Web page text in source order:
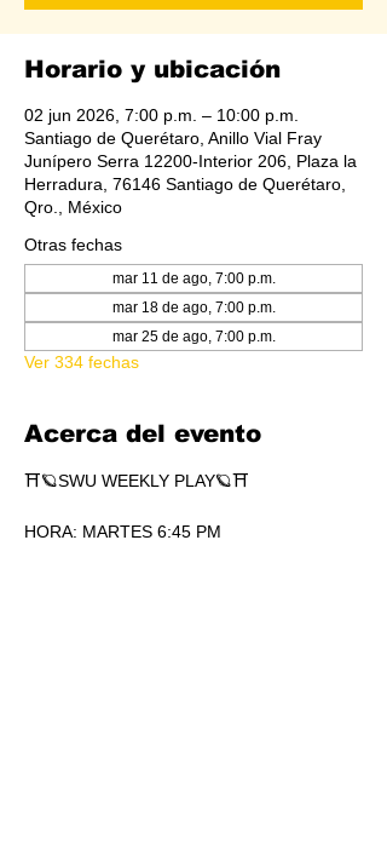
Horario y ubicación
02 jun 2026, 7:00 p.m. – 10:00 p.m.
Santiago de Querétaro, Anillo Vial Fray
Junípero Serra 12200-Interior 206, Plaza la
Herradura, 76146 Santiago de Querétaro,
Qro., México
Otras fechas
mar 11 de ago, 7:00 p.m.
mar 18 de ago, 7:00 p.m.
mar 25 de ago, 7:00 p.m.
Ver 334 fechas
Acerca del evento
⛩🪐SWU WEEKLY PLAY🪐⛩
HORA: MARTES 6:45 PM